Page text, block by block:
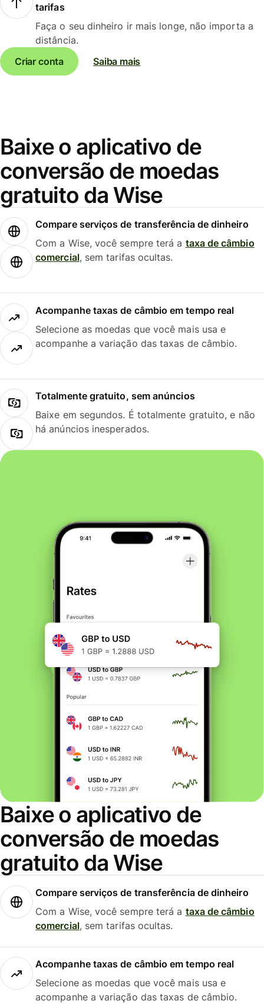
tarifas
Faça o seu dinheiro ir mais longe, não importa a
distância.
Criar conta
Saiba mais
Baixe o aplicativo de
conversão de moedas
gratuito da Wise
Compare serviços de transferência de dinheiro
Com a Wise, você sempre terá a taxa de câmbio
comercial, sem tarifas ocultas.
Acompanhe taxas de câmbio em tempo real
Selecione as moedas que você mais usa e
acompanhe a variação das taxas de câmbio.
Totalmente gratuito, sem anúncios
Baixe em segundos. É totalmente gratuito, e não
há anúncios inesperados.
Baixe o aplicativo de
conversão de moedas
gratuito da Wise
Compare serviços de transferência de dinheiro
Com a Wise, você sempre terá a taxa de câmbio
comercial, sem tarifas ocultas.
Acompanhe taxas de câmbio em tempo real
Selecione as moedas que você mais usa e
acompanhe a variação das taxas de câmbio.